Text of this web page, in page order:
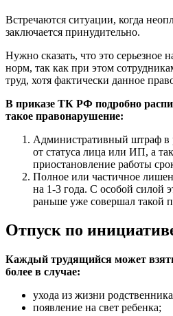
Встречаются ситуации, когда
заключается принудительно.
Нужно сказать, что это серьезное
норм, так как при этом
труд, хотя фактически данное
В приказе ТК РФ подробно
такое правонарушение:
Административный штраф в
от статуса лица или ИП, а
приостановление работы
Полное или частичное
на 1-3 года. С особой силой
раньше уже совершал такой
Отпуск по
Каждый трудящийся может
более в случае:
ухода из жизни
появление на свет ребенка;